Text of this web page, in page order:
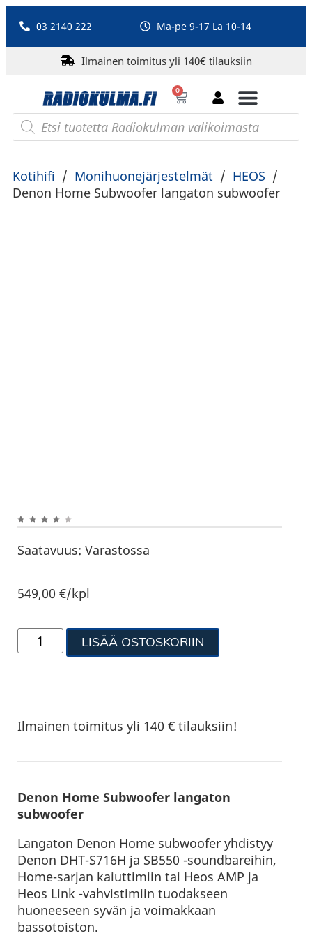
03 2140 222 Ma-pe 9-17 La 10-14
Ilmainen toimitus yli 140€ tilauksiin
0
Kotihifi / Monihuonejärjestelmät / HEOS /
Denon Home Subwoofer langaton subwoofer
Saatavuus: Varastossa
549,00€/kpl
LISÄÄ OSTOSKORIIN
Ilmainen toimitus yli 140 € tilauksiin!
Denon Home Subwoofer langaton
subwoofer
Langaton Denon Home subwoofer yhdistyy
Denon DHT-S716H ja SB550 -soundbareihin,
Home-sarjan kaiuttimiin tai Heos AMP ja
Heos Link -vahvistimiin tuodakseen
huoneeseen syvän ja voimakkaan
bassotoiston.